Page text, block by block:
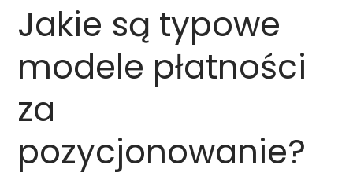
Jakie są typowe
modele płatności
za
pozycjonowanie?